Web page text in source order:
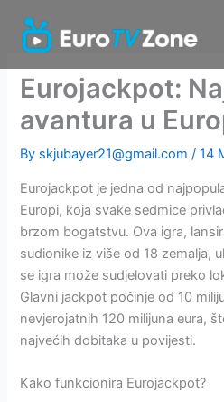
content
Eurojackpot:
avantura u
By skjubayer21@gmail.com/14
Eurojackpot je jedna od
Europi, koja svake sedmice
brzom bogatstvu. Ova igra,
sudionike iz više od 18 zemalja,
se igra može sudjelovati preko
Glavni jackpot počinje od 10
nevjerojatnih 120 milijuna eura,
najvećih dobitaka u povijesti.
Kako funkcionira Eurojackpot?